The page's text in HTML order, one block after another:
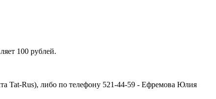
100 рублей.
Tat-Rus), либо по телефону 521-44-59 - Ефремова Юлия